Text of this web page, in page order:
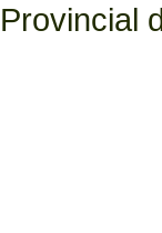
Provincial